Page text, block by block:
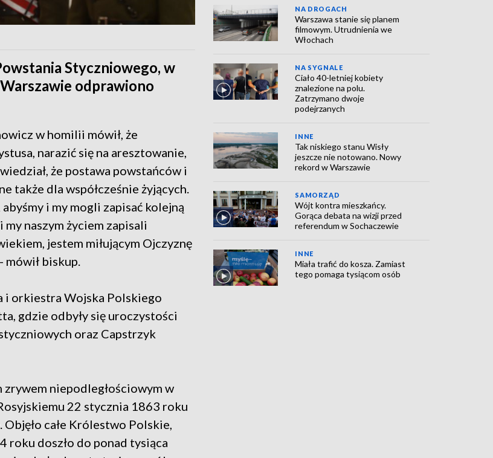
Styczniowego, w
odprawiono
w homilii mówił, że
narazić się na aresztowanie,
że postawa powstańców i
także dla współcześnie żyjących.
i my mogli zapisać kolejną
naszym życiem zapisali
jestem miłującym Ojczyznę
mówił biskup.
i orkiestra Wojska Polskiego
gdzie odbyły się uroczystości
oraz Capstrzyk
zrywem niepodległościowym w
22 stycznia 1863 roku
całe Królestwo Polskie,
roku doszło do ponad tysiąca
NA DROGACH
Warszawa stanie się planem
filmowym. Utrudnienia we
Włochach
NA SYGNALE
Ciało 40-letniej kobiety
znalezione na polu.
Zatrzymano dwoje
podejrzanych
INNE
Tak niskiego stanu Wisły
jeszcze nie notowano. Nowy
rekord w Warszawie
SAMORZĄD
Wójt kontra mieszkańcy.
Gorąca debata na wizji przed
referendum w Sochaczewie
INNE
Miała trafić do kosza. Zamiast
tego pomaga tysiącom osób